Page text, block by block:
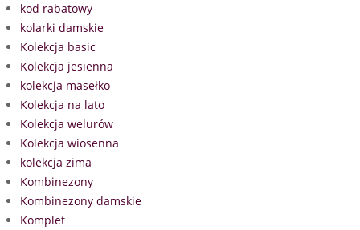
kod rabatowy
kolarki damskie
Kolekcja basic
Kolekcja jesienna
kolekcja masełko
Kolekcja na lato
Kolekcja welurów
Kolekcja wiosenna
kolekcja zima
Kombinezony
Kombinezony damskie
Komplet